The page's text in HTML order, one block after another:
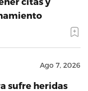
Ago 7, 2026
sufre heridas